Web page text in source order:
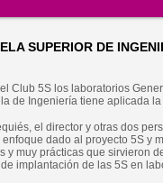
SUPERIOR DE
Club 5S los laboratorios
de Ingeniería tiene aplicada
el director y otras dos
dado al proyecto 5S y
y muy prácticas que sirvieron
implantación de las 5S en